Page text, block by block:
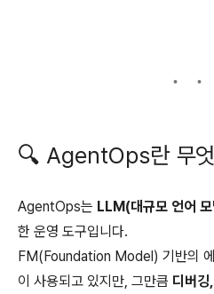
🔍 AgentOps란 무
AgentOps는 LLM(대규모 언어
한 운영 도구입니다.
FM(Foundation Model) 기반의
이 사용되고 있지만, 그만큼 디버깅